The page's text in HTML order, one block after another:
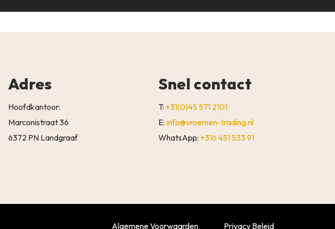
Adres
Hoofdkantoor:
Marconistraat 36
6372 PN Landgraaf
Snel contact
T: +31(0)45 571 2101
E:info@vroemen-trading.nl
WhatsApp: +316 451 533 91
Algemene Voorwaarden Privacy Beleid